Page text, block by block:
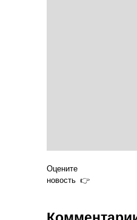
Оцените
новость